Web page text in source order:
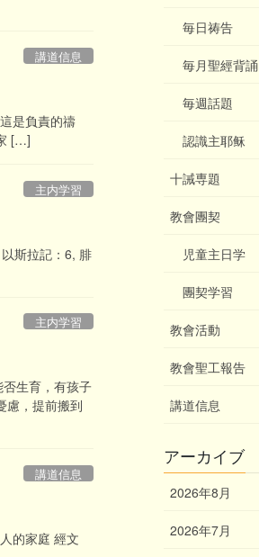
講道信息
是負責的禱
[…]
主内学習
斯拉記：6, 腓
主内学習
生育，有孩子
慮，提前搬到
講道信息
的家庭 經文
毎日祷告
毎月聖經背誦
毎週話題
認識主耶稣
十誡専題
教會團契
児童主日学
團契学習
教會活動
教會聖工報告
講道信息
アーカイブ
2026年8月
2026年7月